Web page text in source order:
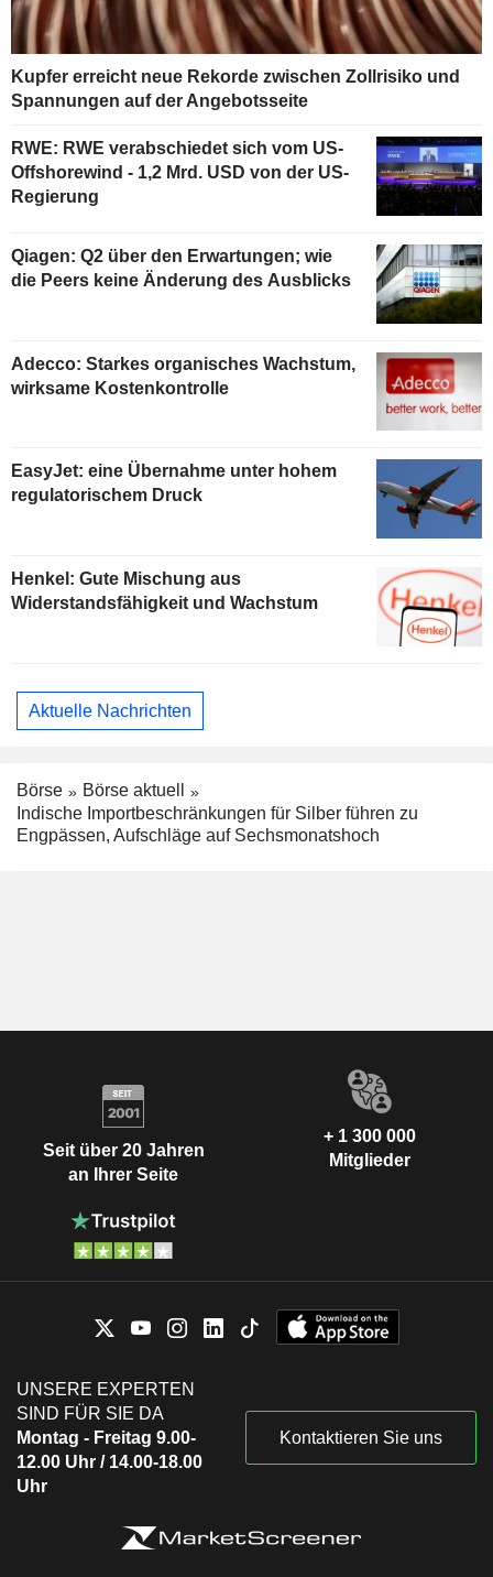
Kupfer erreicht neue Rekorde zwischen Zollrisiko und
Spannungen auf der Angebotsseite
RWE: RWE verabschiedet sich vom US-
Offshorewind - 1,2 Mrd. USD von der US-
Regierung
Qiagen: Q2 über den Erwartungen; wie
die Peers keine Änderung des Ausblicks
Adecco: Starkes organisches Wachstum,
wirksame Kostenkontrolle
EasyJet: eine Übernahme unter hohem
regulatorischem Druck
Henkel: Gute Mischung aus
Widerstandsfähigkeit und Wachstum
Aktuelle Nachrichten
Börse
Börse aktuell
Indische Importbeschränkungen für Silber führen zu
Engpässen, Aufschläge auf Sechsmonatshoch
Seit über 20 Jahren
an Ihrer Seite
+ 1 300 000
Mitglieder
UNSERE EXPERTEN
SIND FÜR SIE DA
Montag - Freitag 9.00-
12.00 Uhr / 14.00-18.00
Uhr
Kontaktieren Sie uns